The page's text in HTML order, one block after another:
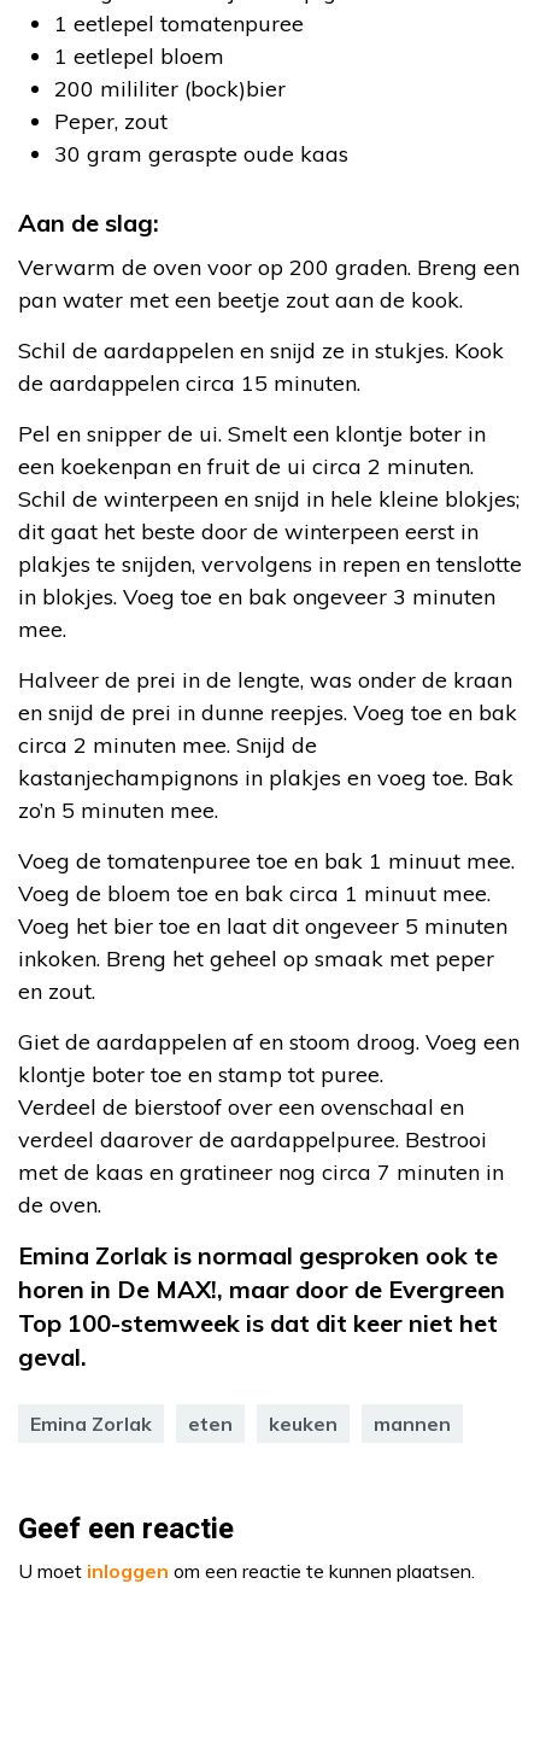
1 eetlepel tomatenpuree
1 eetlepel bloem
200 mililiter (bock)bier
Peper, zout
30 gram geraspte oude kaas
Aan de slag:
Verwarm de oven voor op 200 graden. Breng een
pan water met een beetje zout aan de kook.
Schil de aardappelen en snijd ze in stukjes. Kook
de aardappelen circa 15 minuten.
Pel en snipper de ui. Smelt een klontje boter in
een koekenpan en fruit de ui circa 2 minuten.
Schil de winterpeen en snijd in hele kleine blokjes;
dit gaat het beste door de winterpeen eerst in
plakjes te snijden, vervolgens in repen en tenslotte
in blokjes. Voeg toe en bak ongeveer 3 minuten
mee.
Halveer de prei in de lengte, was onder de kraan
en snijd de prei in dunne reepjes. Voeg toe en bak
circa 2 minuten mee. Snijd de
kastanjechampignons in plakjes en voeg toe. Bak
zo’n 5 minuten mee.
Voeg de tomatenpuree toe en bak 1 minuut mee.
Voeg de bloem toe en bak circa 1 minuut mee.
Voeg het bier toe en laat dit ongeveer 5 minuten
inkoken. Breng het geheel op smaak met peper
en zout.
Giet de aardappelen af en stoom droog. Voeg een
klontje boter toe en stamp tot puree.
Verdeel de bierstoof over een ovenschaal en
verdeel daarover de aardappelpuree. Bestrooi
met de kaas en gratineer nog circa 7 minuten in
de oven.
Emina Zorlak is normaal gesproken ook te
horen in De MAX!, maar door de Evergreen
Top 100-stemweek is dat dit keer niet het
geval.
Emina Zorlak eten keuken mannen
Geef een reactie
U moet inloggen om een reactie te kunnen plaatsen.